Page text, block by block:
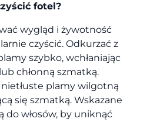
fotel?
wygląd i żywotność
czyścić. Odkurzać z
szybko, wchłaniając
chłonną szmatką.
plamy wilgotną
się szmatką. Wskazane
do włosów, by uniknąć